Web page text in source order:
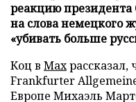
реакцию
на слова немецкого
«убивать больше
Коц в Махрассказал,
Frankfurter
Европе Михаэль